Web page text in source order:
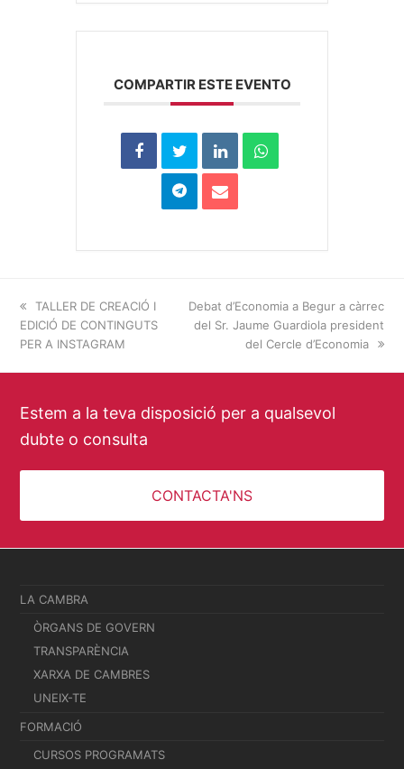
COMPARTIR ESTE EVENTO
previous
post:
TALLER DE CREACIÓ I
EDICIÓ DE CONTINGUTS
PER A INSTAGRAM
next
post:
Debat d’Economia a Begur a càrrec
del Sr. Jaume Guardiola president
del Cercle d’Economia
Estem a la teva disposició per a qualsevol
dubte o consulta
CONTACTA'NS
LA CAMBRA
ÒRGANS DE GOVERN
TRANSPARÈNCIA
XARXA DE CAMBRES
UNEIX-TE
FORMACIÓ
CURSOS PROGRAMATS